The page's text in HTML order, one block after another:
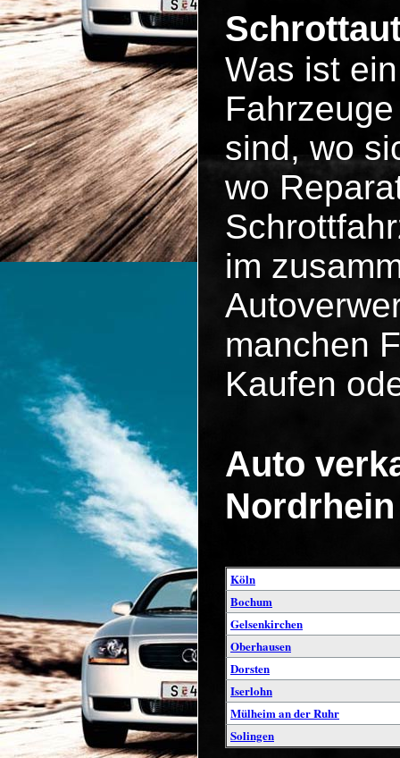
Was ist
sind, wo
wo
im
manchen
Kaufen
Auto
Köln
Bochum
Gelsenkirchen
Oberhausen
Dorsten
Iserlohn
Mülheim an der Ruhr
Solingen